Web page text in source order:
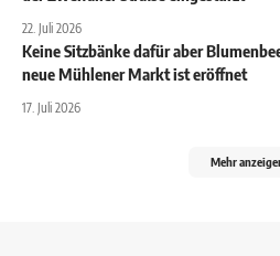
22. Juli 2026
Keine Sitzbänke dafür aber
neue Mühlener Markt ist eröffnet
17. Juli 2026
Mehr